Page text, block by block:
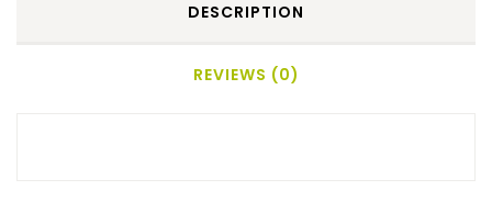
DESCRIPTION
REVIEWS (0)